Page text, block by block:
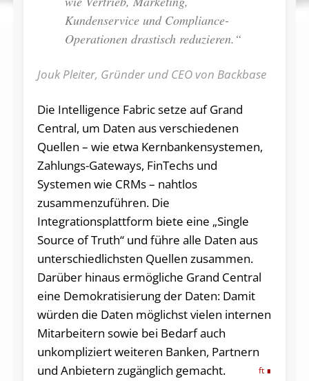
Kundenservice und Compliance-
Operationen drastisch reduzieren.“
Jouk Pleiter, Gründer und CEO von Backbase
Die Intelligence Fabric setze auf Grand
Central, um Daten aus verschiedenen
Quellen – wie etwa Kernbankensystemen,
Zahlungs-Gateways, FinTechs und
Systemen wie CRMs – nahtlos
zusammenzuführen. Die
Integrationsplattform biete eine „Single
Source of Truth“ und führe alle Daten aus
unterschiedlichsten Quellen zusammen.
Darüber hinaus ermögliche Grand Central
eine Demokratisierung der Daten: Damit
würden die Daten möglichst vielen internen
Mitarbeitern sowie bei Bedarf auch
unkompliziert weiteren Banken, Partnern
und Anbietern zugänglich gemacht.
ft